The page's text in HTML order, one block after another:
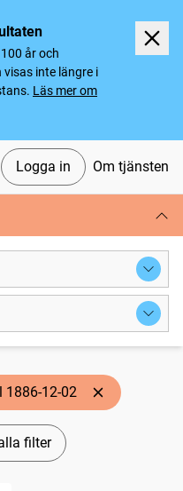
år och
inte längre i
Läs mer om
Logga in Om tjänsten
1886-12-02
filter